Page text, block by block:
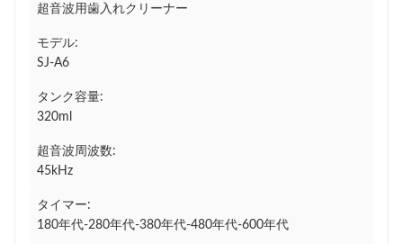
超音波用歯入れクリーナー
モデル:
SJ-A6
タンク容量:
320ml
超音波周波数:
45kHz
タイマー:
180年代-280年代-380年代-480年代-600年代